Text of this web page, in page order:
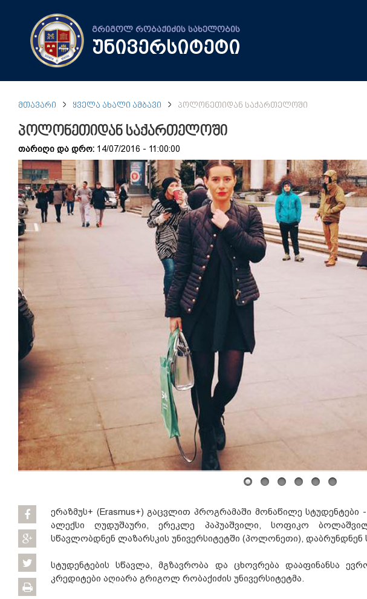
გრიგოლ რობაქიძის სახელობის
უნივერსიტეტი
ᲛᲗᲐᲕᲐᲠᲘ ᲧᲕᲔᲚᲐ ᲐᲮᲐᲚᲘ ᲐᲛᲑᲐᲕᲘ ᲞᲝᲚᲝᲜᲔᲗᲘᲓᲐᲜ ᲡᲐᲥᲐᲠᲗᲔᲚᲝᲨᲘ
პოლონეთიდან საქართელოში
თარიღი და დრო: 14/07/2016 - 11:00:00
ერაზმუს+ (Erasmus+) გაცვლით პროგრამაში მონაწილე
ალექსი ღუდუშაური, ერეკლე პაპუაშვილი, სოფიკო
სწავლობდნენ ლაზარსკის უნივერსიტეტში (პოლონეთი),
სტუდენტების სწავლა, მგზავრობა და ცხოვრება დააფინანსა
კრედიტები აღიარა გრიგოლ რობაქიძის უნივერსიტეტმა.